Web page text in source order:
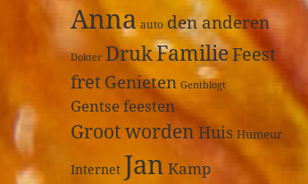
Anna auto den anderen
Dokter DrukFamilieFeest
fretGenieten Gentblogt
Gentse feesten
Groot worden Huis Humeur
Internet Jan Kamp